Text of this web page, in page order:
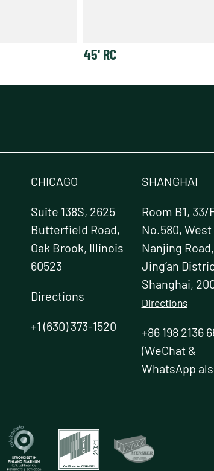
45' RC
CHICAGO
Suite 138S, 2625
Butterfield Road,
Oak Brook, Illinois
60523
Directions
+1 (630) 373-1520
SHANGHAI
Room B1, 33/
No.580, West
Nanjing Road,
Jing’an
Shanghai,
Directions
+86 198 2136
(WeChat &
WhatsApp